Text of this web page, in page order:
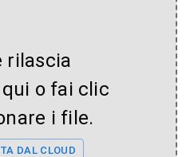
rilascia
o fai clic
i file.
DAL CLOUD